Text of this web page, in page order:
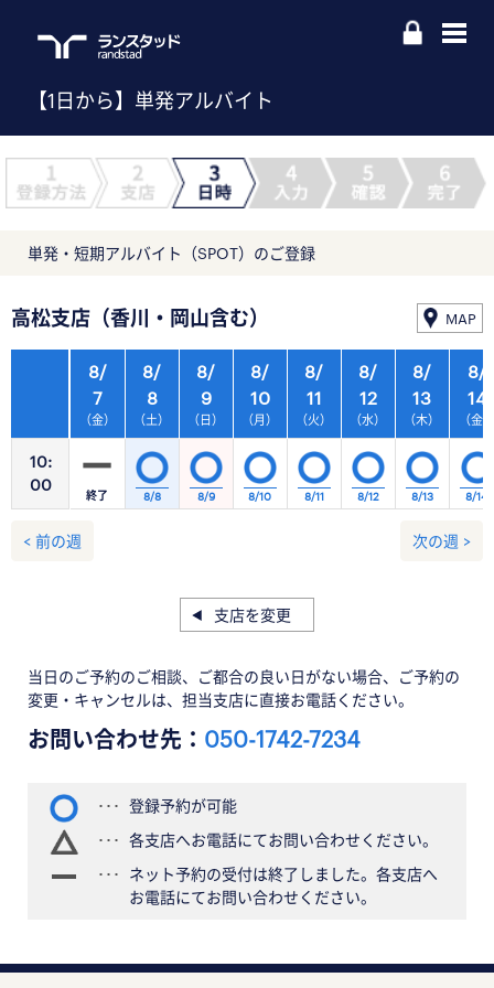
【1日から】単発アルバイト
単発・短期アルバイト（SPOT）のご登録
高松支店（香川・岡山含む） MAP
10:
00
8/
7
（金）
8/
8
（土）
8/
9
（日）
8/
10
（月）
8/
11
（火）
8/
12
（水）
8/
13
（木）
終了 8/8 8/9 8/10 8/11 8/12 8/13
8/
14
（金）
8/14
< 前の週 次の週 >
支店を変更
当日のご予約のご相談、ご都合の良い日がない場合、ご予約の
変更・キャンセルは、担当支店に直接お電話ください。
お問い合わせ先： 050-1742-7234
登録予約が可能
各支店へお電話にてお問い合わせください。
ネット予約の受付は終了しました。各支店へ
お電話にてお問い合わせください。